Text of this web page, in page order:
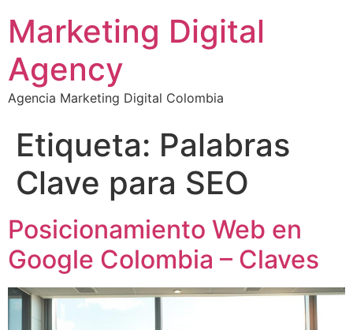
Marketing Digital
Agency
Agencia Marketing Digital Colombia
Etiqueta: Palabras
Clave para SEO
Posicionamiento Web en
Google Colombia – Claves